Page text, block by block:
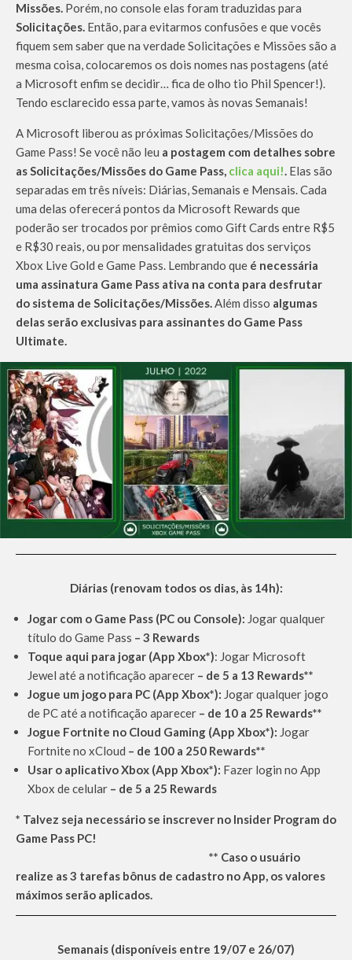
Missões. Porém, no console elas foram traduzidas para
Solicitações. Então, para evitarmos confusões e que vocês
fiquem sem saber que na verdade Solicitações e Missões são a
mesma coisa, colocaremos os dois nomes nas postagens (até
a Microsoft enfim se decidir… fica de olho tio Phil Spencer!).
Tendo esclarecido essa parte, vamos às novas Semanais!
A Microsoft liberou as próximas Solicitações/Missões do
Game Pass! Se você não leu a postagem com detalhes sobre
as Solicitações/Missões do Game Pass, clica aqui!. Elas são
separadas em três níveis: Diárias, Semanais e Mensais. Cada
uma delas oferecerá pontos da Microsoft Rewards que
poderão ser trocados por prêmios como Gift Cards entre R$5
e R$30 reais, ou por mensalidades gratuitas dos serviços
Xbox Live Gold e Game Pass. Lembrando que é necessária
uma assinatura Game Pass ativa na conta para desfrutar
do sistema de Solicitações/Missões.Além disso algumas
delas serão exclusivas para assinantes do Game Pass
Ultimate.
Diárias (renovam todos os dias, às 14h):
Jogar com o Game Pass (PC ou Console): Jogar qualquer
título do Game Pass – 3 Rewards
Toque aqui para jogar (App Xbox*): Jogar Microsoft
Jewel até a notificação aparecer – de 5 a 13 Rewards**
Jogue um jogo para PC (App Xbox*): Jogar qualquer jogo
de PC até a notificação aparecer – de 10 a 25 Rewards**
Jogue Fortnite no Cloud Gaming (App Xbox*): Jogar
Fortnite no xCloud – de 100 a 250 Rewards**
Usar o aplicativo Xbox (App Xbox*): Fazer login no App
Xbox de celular – de 5 a 25 Rewards
* Talvez seja necessário se inscrever no Insider Program do
Game Pass PC!
** Caso o usuário
realize as 3 tarefas bônus de cadastro no App, os valores
máximos serão aplicados.
Semanais (disponíveis entre 19/07 e 26/07)